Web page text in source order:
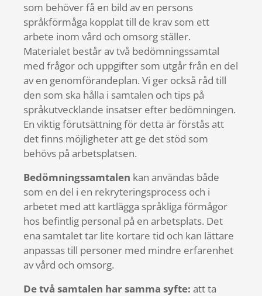
som behöver få en bild av en persons
språkförmåga kopplat till de krav som ett
arbete inom vård och omsorg ställer.
Materialet består av två bedömningssamtal
med frågor och uppgifter som utgår från en del
av en genomförandeplan. Vi ger också råd till
den som ska hålla i samtalen och tips på
språkutvecklande insatser efter bedömningen.
En viktig förutsättning för detta är förstås att
det finns möjligheter att ge det stöd som
behövs på arbetsplatsen.
Bedömningssamtalen kan användas både
som en del i en rekryteringsprocess och i
arbetet med att kartlägga språkliga förmågor
hos befintlig personal på en arbetsplats. Det
ena samtalet tar lite kortare tid och kan lättare
anpassas till personer med mindre erfarenhet
av vård och omsorg.
De två samtalen har samma syfte: att ta